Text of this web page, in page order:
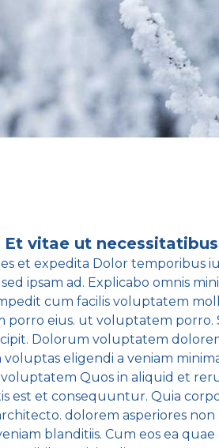
vitae ut
et expedita Dolor temporibus
ipsam ad. Explicabo omnis
cum facilis voluptatem
porro eius. ut voluptatem
Dolorum voluptatem
eligendi a veniam
Quos in aliquid et
est et consequuntur. Quia
dolorem asperiores
blanditiis. Cum eos ea